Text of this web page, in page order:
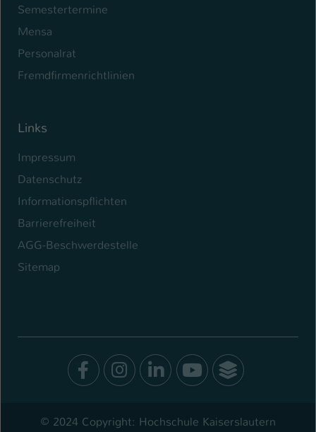
Semestertermine
Mensa
Personalrat
Fremdfirmenrichtlinien
Links
Impressum
Datenschutz
Informationspflichten
Barrierefreiheit
AGG-Beschwerdestelle
Sitemap
Facebook
Instagram
LinkedIn
Youtube
© 2024 Copyright: Hochschule Kaiserslautern